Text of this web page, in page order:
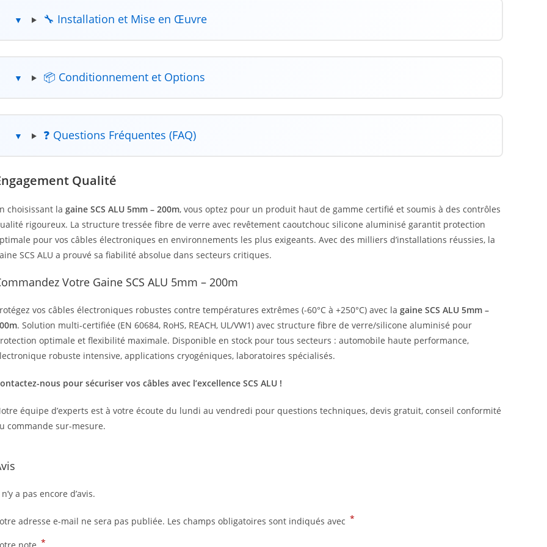
🔧 Installation et Mise en Œuvre
📦 Conditionnement et Options
❓ Questions Fréquentes (FAQ)
Qualité
choisissant la gaine SCS ALU 5mm – 200m, vous optez pour un produit haut de gamme certifié et soumis à des contrôles
rigoureux. La structure tressée fibre de verre avec revêtement caoutchouc silicone aluminisé garantit protection
pour vos câbles électroniques en environnements les plus exigeants. Avec des milliers d’installations réussies, la
SCS ALU a prouvé sa fiabilité absolue dans secteurs critiques.
Votre Gaine SCS ALU 5mm – 200m
vos câbles électroniques robustes contre températures extrêmes (-60°C à +250°C) avec la gaine SCS ALU 5mm –
. Solution multi-certifiée (EN 60684, RoHS, REACH, UL/VW1) avec structure fibre de verre/silicone aluminisé pour
optimale et flexibilité maximale. Disponible en stock pour tous secteurs : automobile haute performance,
robuste intensive, applications cryogéniques, laboratoires spécialisés.
nous pour sécuriser vos câbles avec l’excellence SCS ALU !
équipe d’experts est à votre écoute du lundi au vendredi pour questions techniques, devis gratuit, conseil conformité
commande sur-mesure.
a pas encore d’avis.
adresse e-mail ne sera pas publiée. Les champs obligatoires sont indiqués avec *
note *